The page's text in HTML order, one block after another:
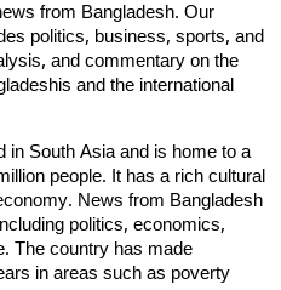
from Bangladesh. Our
politics, business, sports, and
and commentary on the
and the international
in South Asia and is home to a
people. It has a rich cultural
News from Bangladesh
politics, economics,
The country has made
in areas such as poverty